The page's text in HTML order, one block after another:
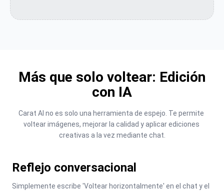
Más que solo voltear: Edición
con IA
Carat AI no es solo una herramienta de espejo. Te permite
voltear imágenes, mejorar la calidad y aplicar ediciones
creativas a la vez mediante chat.
Reflejo conversacional
Simplemente escribe 'Voltear horizontalmente' en el chat y el